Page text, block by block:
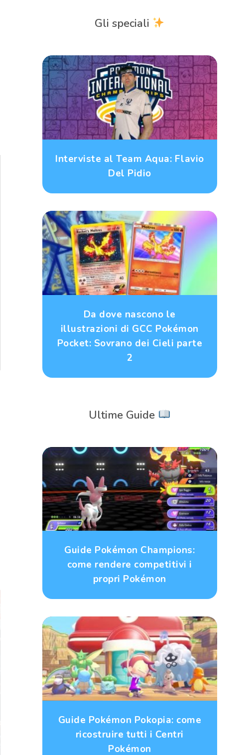
Gli speciali
Interviste al Team Aqua: Flavio
Del Pidio
Da dove nascono le
illustrazioni di GCC Pokémon
Pocket: Sovrano dei Cieli parte
2
Ultime Guide
Guide Pokémon Champions:
come rendere competitivi i
propri Pokémon
Guide Pokémon Pokopia: come
ricostruire tutti i Centri
Pokémon